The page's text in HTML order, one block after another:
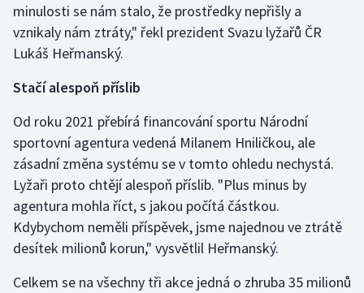
Golf
Gymnastika
Házená
Jezdectví
Judo
Krasobruslení
Lezení
Lyže a snowboard
minulosti se nám stalo, že prostředky nepřišly a
vznikaly nám ztráty," řekl prezident Svazu lyžařů ČR
Lukáš Heřmanský.
Stačí alespoň příslib
Od roku 2021 přebírá financování sportu Národní
sportovní agentura vedená Milanem Hniličkou, ale
zásadní změna systému se v tomto ohledu nechystá.
Lyžaři proto chtějí alespoň příslib. "Plus minus by
agentura mohla říct, s jakou počítá částkou.
Kdybychom neměli příspěvek, jsme najednou ve ztrátě
desítek milionů korun," vysvětlil Heřmanský.
Celkem se na všechny tři akce jedná o zhruba 35 milionů